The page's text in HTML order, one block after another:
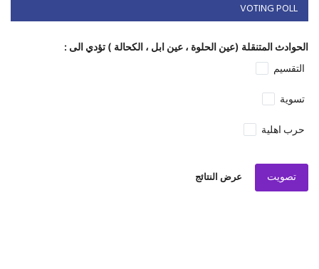
VOTING POLL
الحوادث المتنقلة (عين الحلوة ، عين ابل ، الكحالة ) تؤدي الى :
التقسيم
تسوية
حرب اهلية
تصويت عرض النتائج